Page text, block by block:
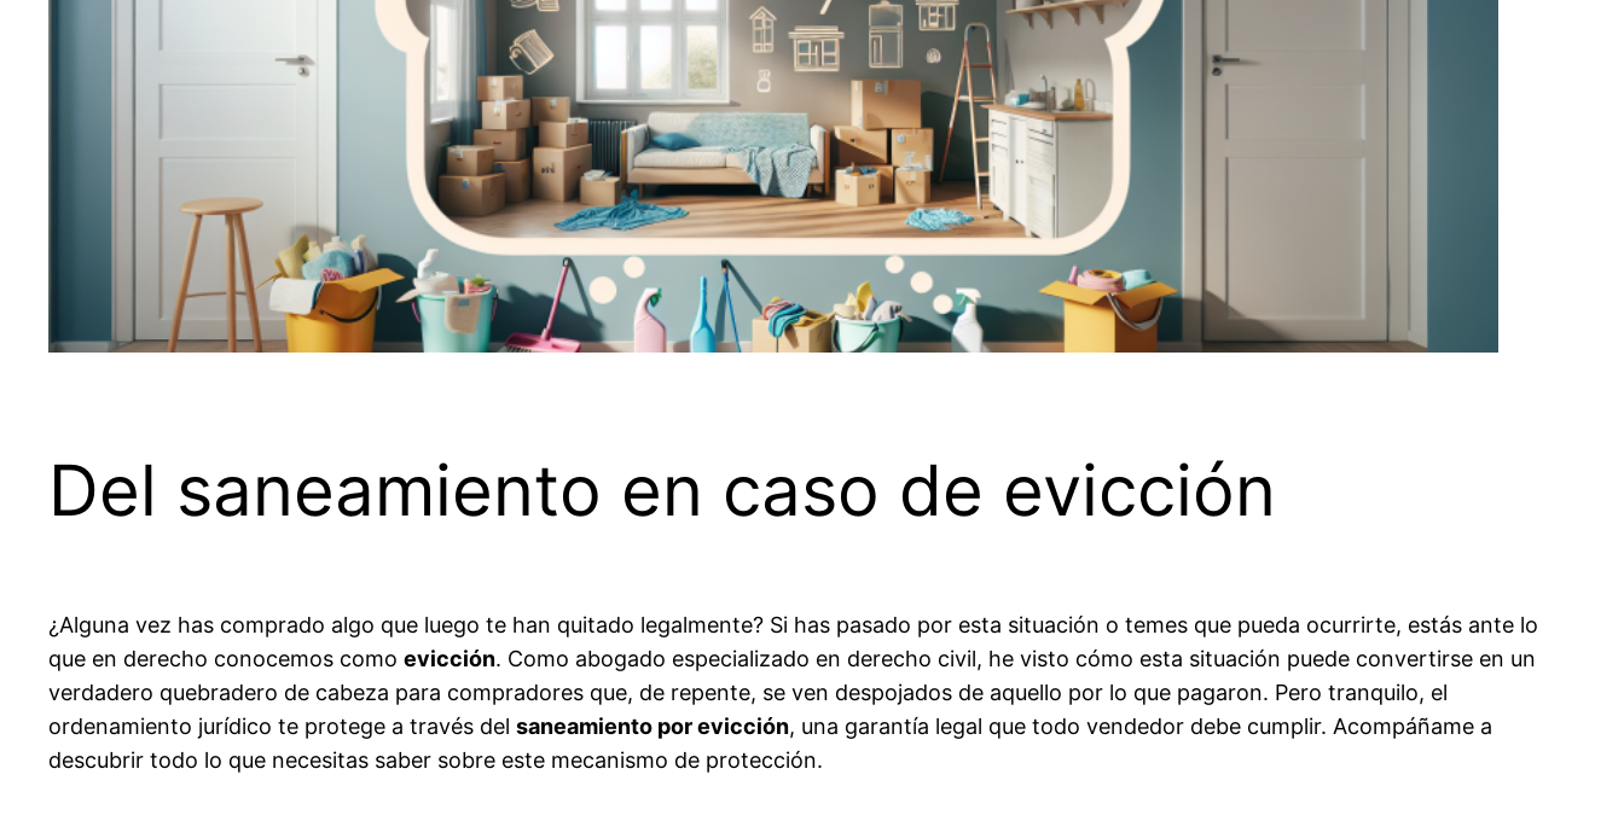
Del saneamiento en caso de evicción
¿Alguna vez has comprado algo que luego te han quitado legalmente? Si has pasado por esta situación o temes que pueda ocurrirte, estás ante lo
que en derecho conocemos como evicción. Como abogado especializado en derecho civil, he visto cómo esta situación puede convertirse en un
verdadero quebradero de cabeza para compradores que, de repente, se ven despojados de aquello por lo que pagaron. Pero tranquilo, el
ordenamiento jurídico te protege a través del saneamiento por evicción, una garantía legal que todo vendedor debe cumplir. Acompáñame a
descubrir todo lo que necesitas saber sobre este mecanismo de protección.